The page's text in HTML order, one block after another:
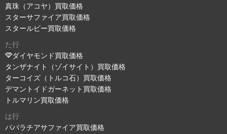
真珠（アコヤ）買取価格
スターサファイア買取価格
スタールビー買取価格
た行
ダイヤモンド買取価格
タンザナイト（ゾイサイト）買取価格
ターコイズ（トルコ石）買取価格
デマントイドガーネット買取価格
トルマリン買取価格
は行
パパラチアサファイア買取価格